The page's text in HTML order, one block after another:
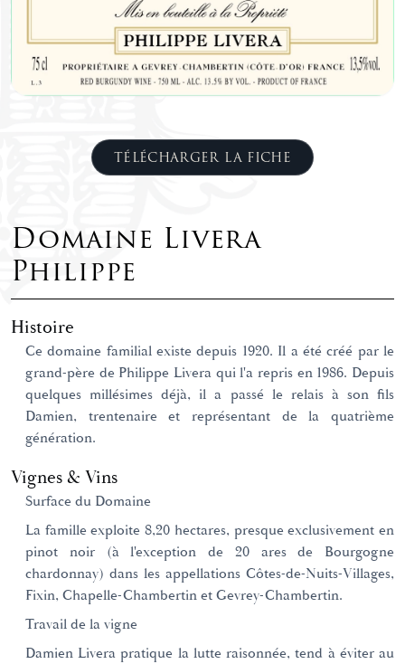
TÉLÉCHARGER LA FICHE
Domaine Livera
Philippe
Histoire
Ce domaine familial existe depuis 1920. Il a été créé par le
grand-père de Philippe Livera qui l'a repris en 1986. Depuis
quelques millésimes déjà, il a passé le relais à son fils
Damien, trentenaire et représentant de la quatrième
génération.
Vignes & Vins
Surface du Domaine
La famille exploite 8,20 hectares, presque exclusivement en
pinot noir (à l'exception de 20 ares de Bourgogne
chardonnay) dans les appellations Côtes-de-Nuits-Villages,
Fixin, Chapelle-Chambertin et Gevrey-Chambertin.
Travail de la vigne
Damien Livera pratique la lutte raisonnée, tend à éviter au